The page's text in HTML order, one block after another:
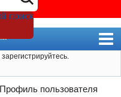
Профиль пользователя